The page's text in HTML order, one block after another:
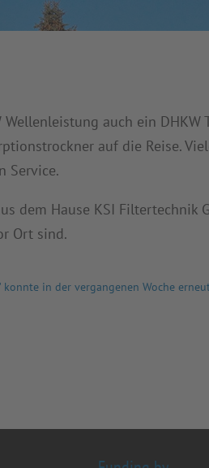
auch ein DHKW
auf die Reise.
Service.
dem Hause KSI Filtertechnik
Ort sind.
in der vergangenen Woche